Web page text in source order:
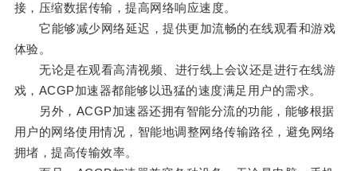
接，压缩数据传输，提高网络响应速度。
它能够减少网络延迟，提供更加流畅的在线观看和游戏
体验。
无论是在观看高清视频、进行线上会议还是进行在线游
戏，ACGP加速器都能够以迅猛的速度满足用户的需求。
另外，ACGP加速器还拥有智能分流的功能，能够根据
用户的网络使用情况，智能地调整网络传输路径，避免网络
拥堵，提高传输效率。